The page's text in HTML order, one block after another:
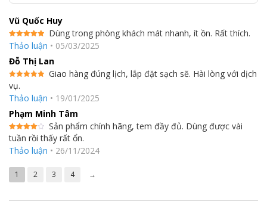
Chế độ tự động
Vũ Quốc Huy
Được xếp
hạng5 5
sao
Dùng trong phòng khách mát nhanh, ít ồn. Rất thích.
Thảo luận • 05/03/2025
Đỗ Thị Lan
Được xếp
hạng
sao
Giao hàng đúng lịch, lắp đặt sạch sẽ. Hài lòng với dịch
vụ.
Thảo luận • 19/01/2025
Phạm Minh Tâm
Được
xếp hạng
45 sao
Sản phẩm chính hãng, tem đầy đủ. Dùng được vài
tuần rồi thấy rất ổn.
Thảo luận • 26/11/2024
1 2 3 4 →